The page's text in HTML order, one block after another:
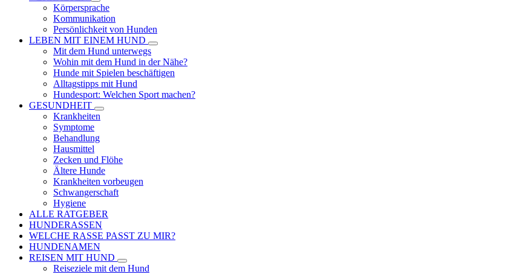
Körpersprache
Kommunikation
Persönlichkeit von Hunden
LEBEN MIT EINEM HUND
Mit dem Hund unterwegs
Wohin mit dem Hund in der Nähe?
Hunde mit Spielen beschäftigen
Alltagstipps mit Hund
Hundesport: Welchen Sport machen?
GESUNDHEIT
Krankheiten
Symptome
Behandlung
Hausmittel
Zecken und Flöhe
Ältere Hunde
Krankheiten vorbeugen
Schwangerschaft
Hygiene
ALLE RATGEBER
HUNDERASSEN
WELCHE RASSE PASST ZU MIR?
HUNDENAMEN
REISEN MIT HUND
Reiseziele mit dem Hund